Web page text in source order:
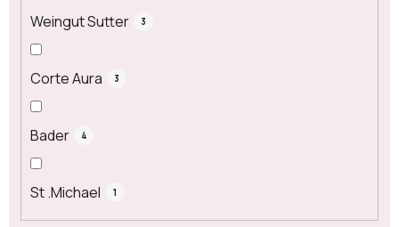
Weingut Sutter 3
Corte Aura 3
Bader 4
St .Michael 1